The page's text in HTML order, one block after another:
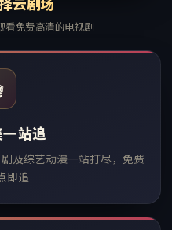
看免费高清的电视剧
站追
及综艺动漫一站打尽，免费
即追